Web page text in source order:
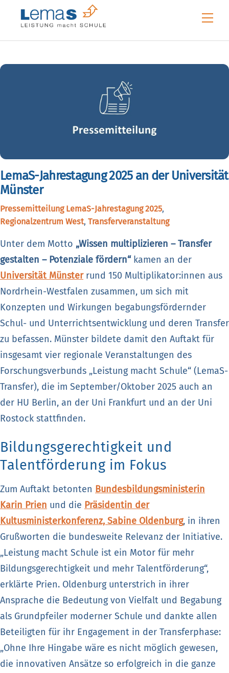
LemaS-Jahrestagung 2025 an der Universität
Münster
Pressemitteilung LemaS-Jahrestagung 2025,
Regionalzentrum West, Transferveranstaltung
Unter dem Motto „Wissen multiplizieren – Transfer
gestalten – Potenziale fördern“kamen an der
Universität Münsterrund 150 Multiplikator:innen aus
Nordrhein-Westfalen zusammen, um sich mit
Konzepten und Wirkungen begabungsfördernder
Schul- und Unterrichtsentwicklung und deren Transfer
zu befassen. Münster bildete damit den Auftakt für
insgesamt vier regionale Veranstaltungen des
Forschungsverbunds „Leistung macht Schule“ (LemaS-
Transfer), die im September/Oktober 2025 auch an
der HU Berlin, an der Uni Frankfurt und an der Uni
Rostock stattfinden.
Bildungsgerechtigkeit und
Talentförderung im Fokus
Zum Auftakt betonten Bundesbildungsministerin
Karin Prien und die Präsidentin der
Kultusministerkonferenz, Sabine Oldenburg, in ihren
Grußworten die bundesweite Relevanz der Initiative.
„Leistung macht Schule ist ein Motor für mehr
Bildungsgerechtigkeit und mehr Talentförderung“,
erklärte Prien. Oldenburg unterstrich in ihrer
Ansprache die Bedeutung von Vielfalt und Begabung
als Grundpfeiler moderner Schule und dankte allen
Beteiligten für ihr Engagement in der Transferphase:
„Ohne Ihre Hingabe wäre es nicht möglich gewesen,
die innovativen Ansätze so erfolgreich in die ganze